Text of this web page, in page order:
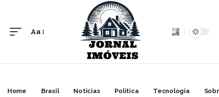
Font
Aa
Home Brasil Notícias Política Tecnologia